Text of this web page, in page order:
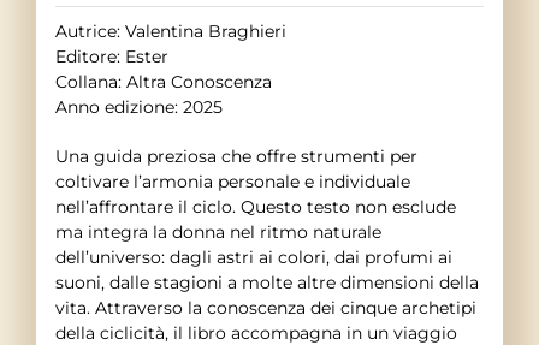
Autrice: Valentina Braghieri
Editore: Ester
Collana: Altra Conoscenza
Anno edizione: 2025
Una guida preziosa che offre strumenti per
coltivare l’armonia personale e individuale
nell’affrontare il ciclo. Questo testo non esclude
ma integra la donna nel ritmo naturale
dell’universo: dagli astri ai colori, dai profumi ai
suoni, dalle stagioni a molte altre dimensioni della
vita. Attraverso la conoscenza dei cinque archetipi
della ciclicità, il libro accompagna in un viaggio